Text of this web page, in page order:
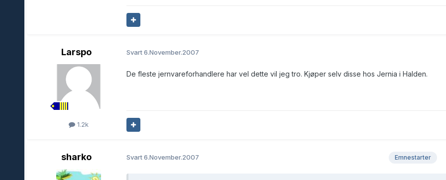
Larspo
1.2k
Svart6.November.2007
De fleste jernvareforhandlere har vel dette vil jeg tro. Kjøper selv disse hos Jernia i Halden.
sharko Emnestarter
Svart6.November.2007